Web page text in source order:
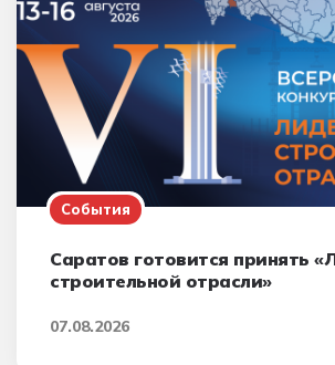
События
Саратов готовится принять
строительной отрасли»
07.08.2026